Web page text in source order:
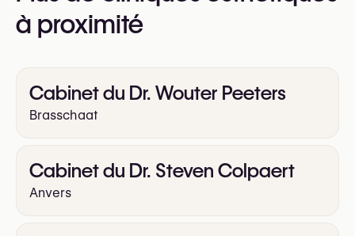
https://www.mauricemommaerts.eu/
à proximité
Cabinet du Dr. Wouter Peeters
Brasschaat
Cabinet du Dr. Steven Colpaert
Anvers